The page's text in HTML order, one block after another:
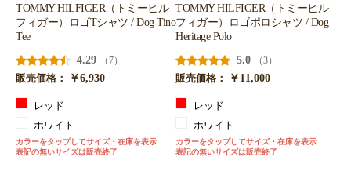
TOMMY HILFIGER（トミーヒル
フィガー）ロゴTシャツ / Dog Tino
Tee
4.29
（7）
販売価格：
￥6,930
レッド
ホワイト
カラーをタップしてサイズ・在庫を表示
表記の無いサイズは販売終了
TOMMY HILFIGER（トミーヒル
フィガー）ロゴポロシャツ / Dog
Heritage Polo
5.0
（3）
販売価格：
￥11,000
レッド
ホワイト
カラーをタップしてサイズ・在庫を表示
表記の無いサイズは販売終了